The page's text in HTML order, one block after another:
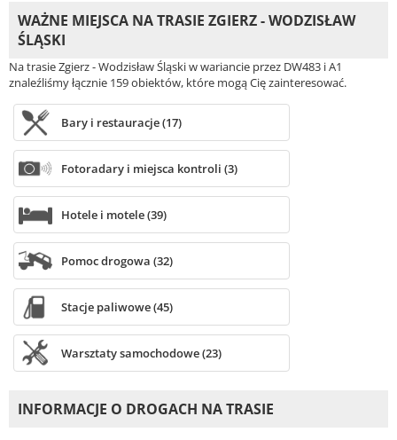
WAŻNE MIEJSCA NA TRASIE ZGIERZ - WODZISŁAW
ŚLĄSKI
Na trasie Zgierz - Wodzisław Śląski w wariancie przez DW483 i A1
znaleźliśmy łącznie 159 obiektów, które mogą Cię zainteresować.
Bary i restauracje (17)
Fotoradary i miejsca kontroli (3)
Hotele i motele (39)
Pomoc drogowa (32)
Stacje paliwowe (45)
Warsztaty samochodowe (23)
INFORMACJE O DROGACH NA TRASIE